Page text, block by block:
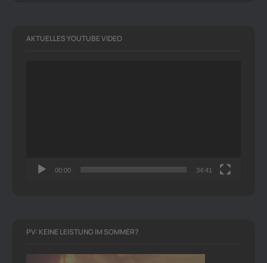
AKTUELLES YOUTUBE VIDEO
00:00 34:41
PV: KEINE LEISTUNG IM SOMMER?